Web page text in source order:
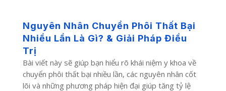
Nguyên Nhân Chuyển Phôi Thất Bại
Nhiều Lần Là Gì? & Giải Pháp Điều
Trị
Bài viết này sẽ giúp bạn hiểu rõ khái niệm y khoa về
chuyển phôi thất bại nhiều lần, các nguyên nhân cốt
lõi và những phương pháp hiện đại giúp tăng tỷ lệ